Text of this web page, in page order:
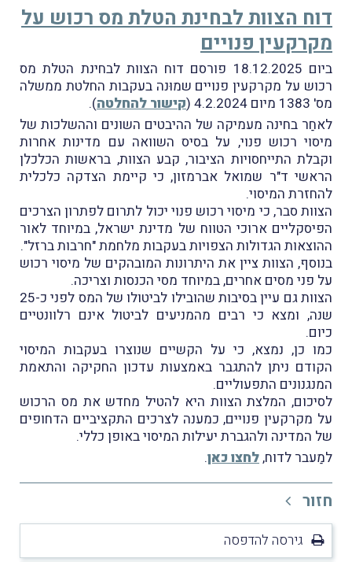
דוח הצוות לבחינת הטלת מס רכוש על
מקרקעין פנויים
ביום 18.12.2025 פורסם דוח הצוות לבחינת הטלת מס
רכוש על מקרקעין פנויים שמוּנה בעקבות החלטת ממשלה
מס' 1383 מיום 4.2.2024 (
קישור להחלטה).
לאחַר בחינה מעמיקה של ההיבטים השונים וההשלכות של
מיסוי רכוש פנוי, על בסיס השוואה עם מדינות אחרות
וקבלת התייחסויות הציבור, קבע הצוות, בראשות הכלכלן
הראשי ד"ר שמואל אברמזון, כי קיימת הצדקה כלכלית
להחזרת המיסוי.
הצוות סבר, כי מיסוי רכוש פנוי יכול לתרום לפתרון הצרכים
הפיסקליים ארוכי הטווח של מדינת ישראל, במיוחד לאור
ההוצאות הגדולות הצפויות בעקבות מלחמת "חרבות ברזל".
בנוסף, הצוות ציין את היתרונות המובהקים של מיסוי רכוש
על פני מסים אחרים, במיוחד מסי הכנסות וצריכה.
הצוות גם עיין בסיבות שהובילו לביטולו של המס לפני כ-25
שנה, ומצא כי רבים מהמניעים לביטול אינם רלוונטיים
כיום.
כמו כן, נמצא, כי על הקשיים שנוצרו בעקבות המיסוי
הקודם ניתן להתגבר באמצעות עדכון החקיקה והתאמת
המנגנונים התפעוליים.
לסיכום, המלצת הצוות היא להטיל מחדש את מס הרכוש
על מקרקעין פנויים, כמענה לצרכים התקציביים הדחופים
של המדינה ולהגברת יעילות המיסוי באופן כללי.
למַעבר לדוח,לחצו כאן.
חזור
גירסה להדפסה